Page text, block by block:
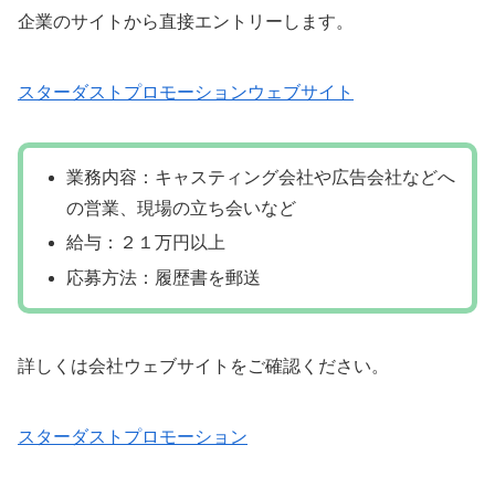
企業のサイトから直接エントリーします。
スターダストプロモーションウェブサイト
業務内容：キャスティング会社や広告会社などへ
の営業、現場の立ち会いなど
給与：２１万円以上
応募方法：履歴書を郵送
詳しくは会社ウェブサイトをご確認ください。
スターダストプロモーション